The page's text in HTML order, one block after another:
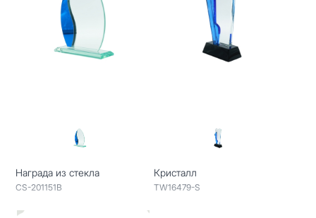
Награда из стекла
CS-201151B
Кристалл
TW16479-S